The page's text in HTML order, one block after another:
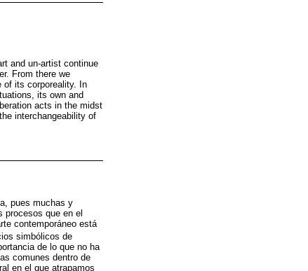
and un-artist continue
From there we
of its corporeality. In
its own and
acts in the midst
interchangeability of
pues muchas y
procesos que en el
contemporáneo está
simbólicos de
de lo que no ha
comunes dentro de
en el que atrapamos